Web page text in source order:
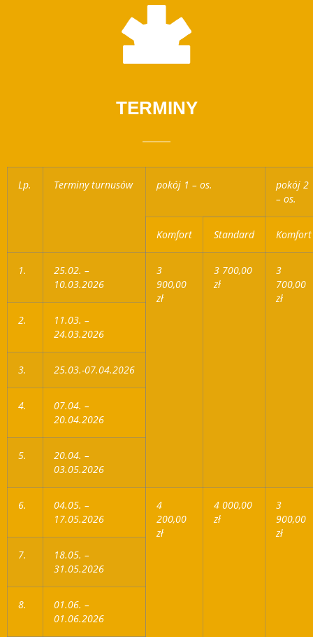
TERMINY
Lp. Terminy turnusów pokój 1 – os.
pokój 2
– os.
Komfort Standard Komfort
1.
25.02. –
10.03.2026
3
900,00
zł
3 700,00
zł
3
700,00
zł
2.
11.03. –
24.03.2026
3. 25.03.-07.04.2026
4.
07.04. –
20.04.2026
5.
20.04. –
03.05.2026
6.
04.05. –
17.05.2026
4
200,00
zł
4 000,00
zł
3
900,00
zł
7.
18.05. –
31.05.2026
8.
01.06. –
01.06.2026